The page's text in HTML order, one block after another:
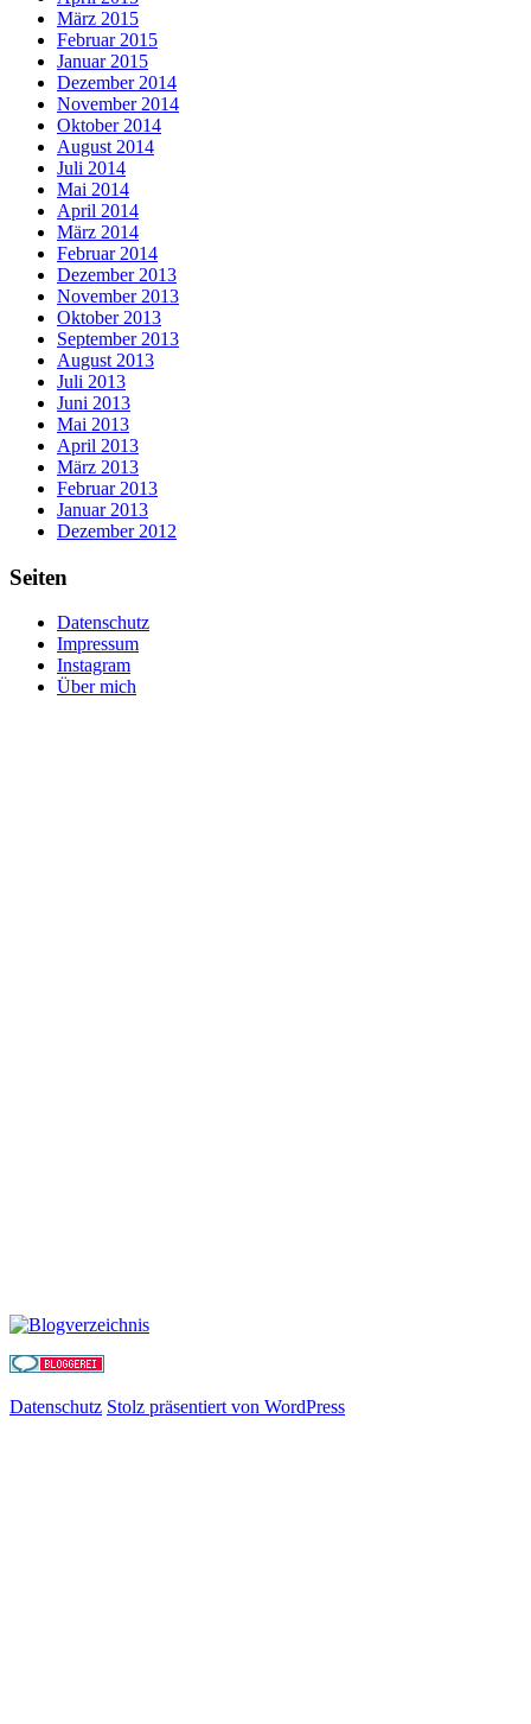
März 2015
Februar 2015
Januar 2015
Dezember 2014
November 2014
Oktober 2014
August 2014
Juli 2014
Mai 2014
April 2014
März 2014
Februar 2014
Dezember 2013
November 2013
Oktober 2013
September 2013
August 2013
Juli 2013
Juni 2013
Mai 2013
April 2013
März 2013
Februar 2013
Januar 2013
Dezember 2012
Seiten
Datenschutz
Impressum
Instagram
Über mich
Datenschutz Stolz präsentiert von WordPress